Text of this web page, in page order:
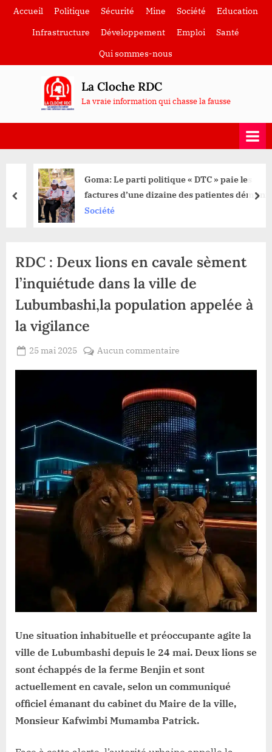
SkipAccueil Politique Sécurité Mine Société
Education
Infrastructure
Développement Emploi
Santé
Qui sommes-nous
La Cloche RDC
La vraie information qui chasse la fausse
Goma: Le parti politique « DTC » paie les
factures d’une dizaine des patientes démunies
à l’hôpital Kyeshero
Société
prev
RDC : Deux lions en cavale sèment
l’inquiétude dans la ville de
Lubumbashi,la population appelée à
la vigilance
Posted
25 mai 2025
Aucun commentaire
Deux
lions
en
cavale
sèment
l’inquiétude
dans
la
ville
de
Lubumbashi,la
population
appelée
la
vigilance
Une situation inhabituelle et préoccupante agite la
ville de Lubumbashi depuis le 24 mai. Deux lions se
sont échappés de la ferme Benjin et sont
actuellement en cavale, selon un communiqué
officiel émanant du cabinet du Maire de la ville,
Monsieur Kafwimbi Mumamba Patrick.